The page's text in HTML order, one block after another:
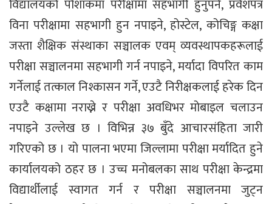
विद्यालयको पोशाकमा परीक्षामा सहभागी हुनुपर्ने, प्रवेशपत्र
विना परीक्षामा सहभागी हुन नपाइने, होस्टेल, कोचिङ्ग कक्षा
जस्ता शैक्षिक संस्थाका सञ्चालक एवम् व्यवस्थापकहरूलाई
परीक्षा सञ्चालनमा सहभागी गर्न नपाइने, मर्यादा विपरित काम
गर्नेलाई तत्काल निश्कासन गर्ने, एउटै निरीक्षकलाई हरेक दिन
एउटै कक्षामा नराख्ने र परीक्षा अवधिभर मोबाइल चलाउन
नपाइने उल्लेख छ । विभिन्न ३७ बुँदे आचारसंहिता जारी
गरिएको छ । यो पालना भएमा जिल्लामा परीक्षा मर्यादित हुने
कार्यालयको ठहर छ । उच्च मनोबलका साथ परीक्षा केन्द्रमा
विद्यार्थीलाई स्वागत गर्न र परीक्षा सञ्चालनमा जुट्न